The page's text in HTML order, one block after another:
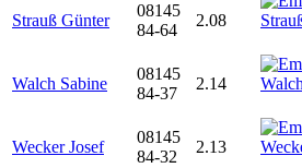
Strauß Günter
08145
84-64
2.08
Walch Sabine
08145
84-37
2.14
Wecker Josef
08145
84-32
2.13